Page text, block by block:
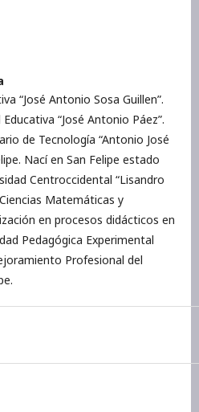
“José Antonio Sosa Guillen”.
“José Antonio Páez”.
de Tecnología “Antonio José
Nací en San Felipe estado
Centroccidental “Lisandro
Matemáticas y
en procesos didácticos en
Pedagógica Experimental
Profesional del